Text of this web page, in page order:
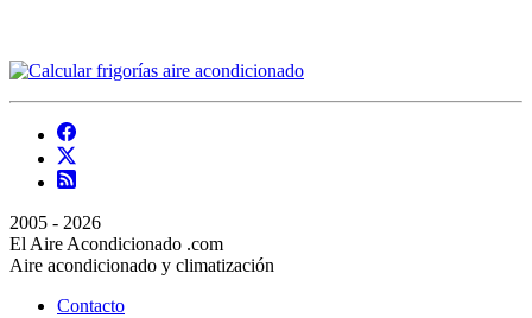
2005 - 2026
El Aire Acondicionado .com
Aire acondicionado y climatización
Contacto